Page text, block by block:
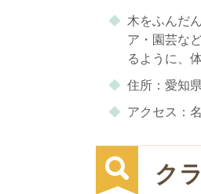
木をふんだ
ア・園芸な
るように、
住所：愛知
アクセス：
ク